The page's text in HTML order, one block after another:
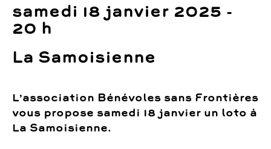
samedi 18 janvier 2025 -
20 h
La Samoisienne
L’association Bénévoles sans Frontières
vous propose samedi 18 janvier un loto à
La Samoisienne.